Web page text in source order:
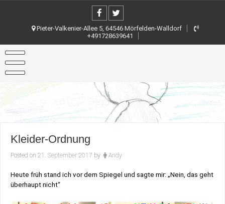
Pieter-Valkenier-Allee 5, 64546 Mörfelden-Walldorf
+491728639641
Kleider-Ordnung
Posted on 21. September 2017 by Andy
Heute früh stand ich vor dem Spiegel und sagte mir: „Nein, das geht
überhaupt nicht“